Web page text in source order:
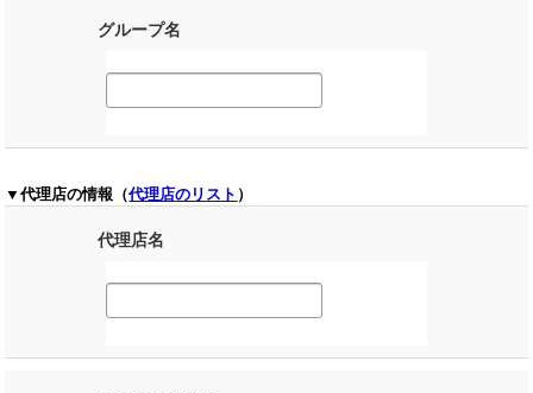
グループ名
▼代理店の情報（代理店のリスト ）
代理店名